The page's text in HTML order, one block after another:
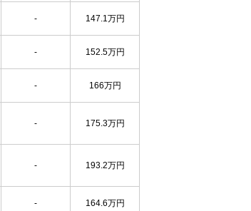
- 147.1万円
- 152.5万円
- 166万円
- 175.3万円
- 193.2万円
- 164.6万円